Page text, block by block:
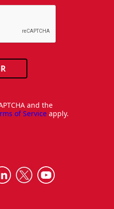
and the
of Service apply.